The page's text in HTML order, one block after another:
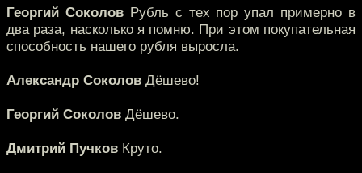
Георгий СоколовРубль с тех пор упал примерно в
два раза, насколько я помню. При этом покупательная
способность нашего рубля выросла.
Александр Соколов Дёшево!
Георгий Соколов Дёшево.
Дмитрий Пучков Круто.